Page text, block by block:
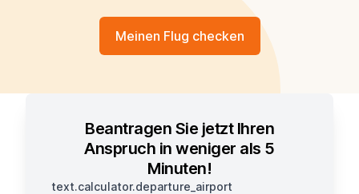
Meinen Flug checken
Beantragen Sie jetzt Ihren
Anspruch in weniger als 5
Minuten!
text.calculator.departure_airport